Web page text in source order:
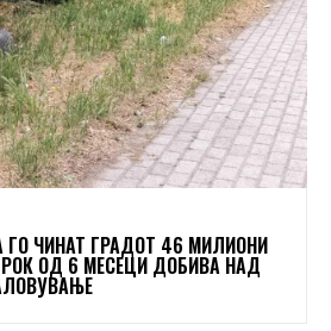
ЧИНАТ ГРАДОТ 46 МИЛИОНИ
ОД 6 МЕСЕЦИ ДОБИВА НАД